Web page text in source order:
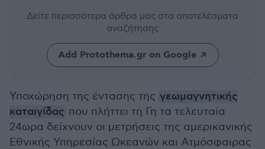
Δείτε περισσότερα άρθρα μας στα αποτελέσματα
αναζήτησης
Add Protothema.gr on Google
Υποχώρηση της έντασης της γεωμαγνητικής
καταιγίδας που πλήττει τη Γη τα τελευταία
24ωρα δείχνουν οι μετρήσεις της αμερικανικής
Εθνικής Υπηρεσίας Ωκεανών και Ατμόσφαιρας